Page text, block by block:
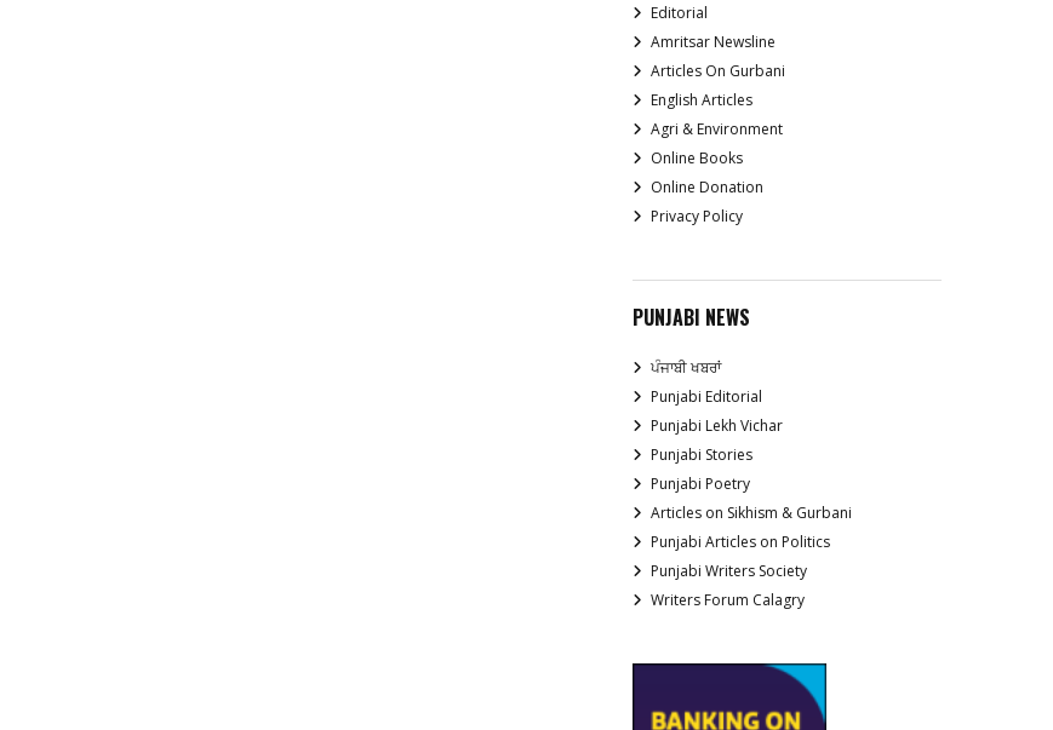
Editorial
Amritsar Newsline
Articles On Gurbani
English Articles
Agri & Environment
Online Books
Online Donation
Privacy Policy
PUNJABI NEWS
ਪੰਜਾਬੀ ਖਬਰਾਂ
Punjabi Editorial
Punjabi Lekh Vichar
Punjabi Stories
Punjabi Poetry
Articles on Sikhism & Gurbani
Punjabi Articles on Politics
Punjabi Writers Society
Writers Forum Calagry